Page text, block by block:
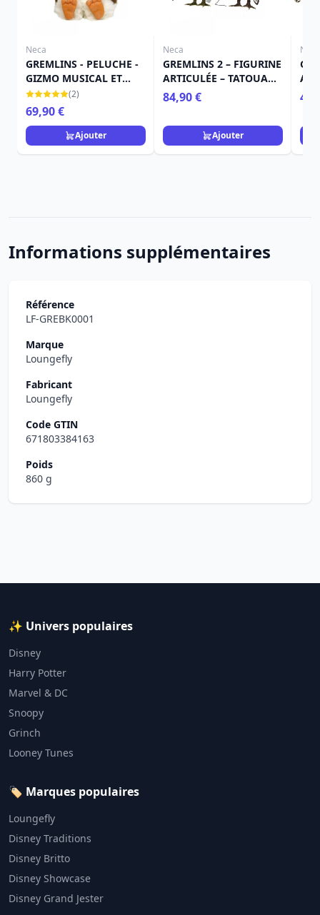
Neca
GREMLINS - PELUCHE -
GIZMO MUSICAL ET
DANSANT(2)
69,90 €
Ajouter
Neca
GREMLINS 2 – FIGURINE
ARTICULÉE – TATOUAGE
GREMLINS 2PK
84,90 €
Ajouter
Neca
Informations supplémentaires
Référence
LF-GREBK0001
Marque
Loungefly
Fabricant
Loungefly
Code GTIN
671803384163
Poids
860 g
✨ Univers populaires
Disney
Harry Potter
Marvel & DC
Snoopy
Grinch
Looney Tunes
🏷️ Marques populaires
Loungefly
Disney Traditions
Disney Britto
Disney Showcase
Disney Grand Jester